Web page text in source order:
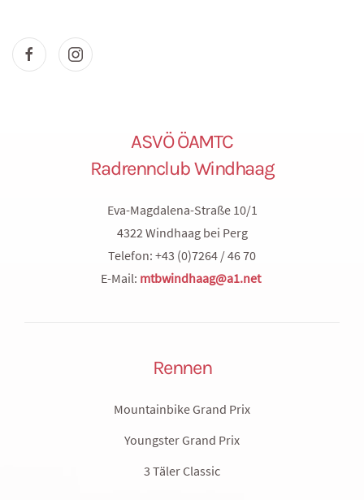
ASVÖ ÖAMTC
Radrennclub Windhaag
Eva-Magdalena-Straße 10/1
4322 Windhaag bei Perg
Telefon: +43 (0)7264 / 46 70
E-Mail: mtbwindhaag@a1.net
Rennen
Mountainbike Grand Prix
Youngster Grand Prix
3 Täler Classic